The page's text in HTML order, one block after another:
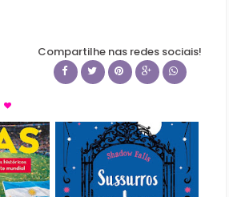
Compartilhe nas redes sociais!